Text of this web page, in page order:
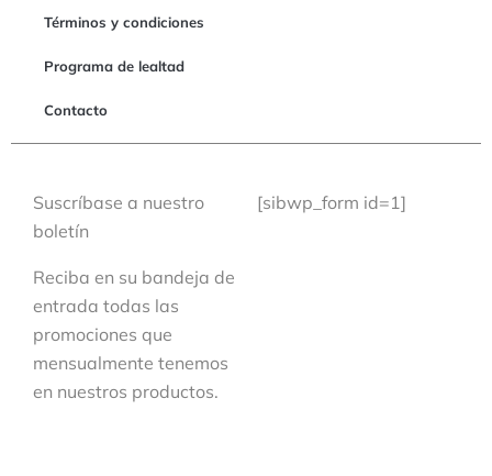
Términos y condiciones
Programa de lealtad
Contacto
Suscríbase a nuestro
boletín
Reciba en su bandeja de
entrada todas las
promociones que
mensualmente tenemos
en nuestros productos.
[sibwp_form id=1]